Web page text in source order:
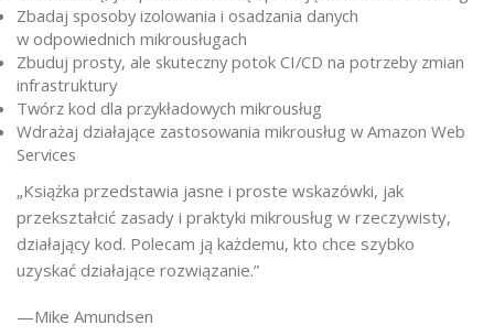
Zbadaj sposoby izolowania i osadzania danych
w odpowiednich mikrousługach
Zbuduj prosty, ale skuteczny potok CI/CD na potrzeby zmian
infrastruktury
Twórz kod dla przykładowych mikrousług
Wdrażaj działające zastosowania mikrousług w Amazon Web
Services
„Książka przedstawia jasne i proste wskazówki, jak
przekształcić zasady i praktyki mikrousług w rzeczywisty,
działający kod. Polecam ją każdemu, kto chce szybko
uzyskać działające rozwiązanie.”
—Mike Amundsen